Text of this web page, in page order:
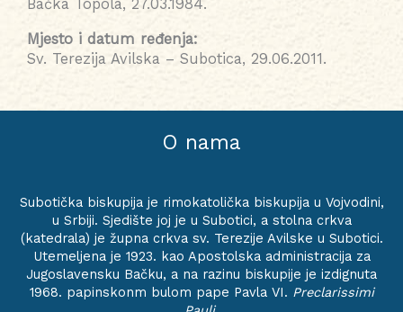
Bačka Topola, 27.03.1984.
Mjesto i datum ređenja:
Sv. Terezija Avilska – Subotica, 29.06.2011.
O nama
Subotička biskupija je rimokatolička biskupija u Vojvodini,
u Srbiji. Sjedište joj je u Subotici, a stolna crkva
(katedrala) je župna crkva sv. Terezije Avilske u Subotici.
Utemeljena je 1923. kao Apostolska administracija za
Jugoslavensku Bačku, a na razinu biskupije je izdignuta
1968. papinskonm bulom pape Pavla VI. Preclarissimi